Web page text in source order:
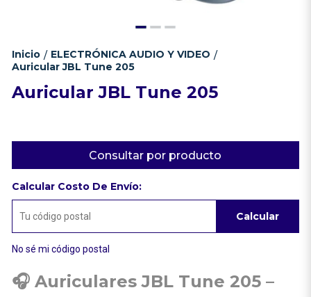
Inicio / ELECTRÓNICA AUDIO Y VIDEO /
Auricular JBL Tune 205
Auricular JBL Tune 205
Consultar por producto
Calcular Costo De Envío:
Calcular
No sé mi código postal
🎧 Auriculares JBL Tune 205 –